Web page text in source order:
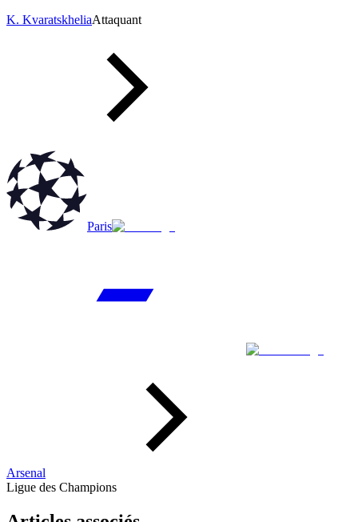
K. KvaratskheliaAttaquant
Paris
Arsenal
Ligue des Champions